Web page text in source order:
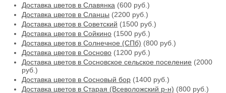
Доставка цветов в Славянка (600 руб.)
Доставка цветов в Сланцы (2200 руб.)
Доставка цветов в Советский (1500 руб.)
Доставка цветов в Сойкино (1500 руб.)
Доставка цветов в Солнечное (СПб) (800 руб.)
Доставка цветов в Сосново (1200 руб.)
Доставка цветов в Сосновское сельское поселение (2000
руб.)
Доставка цветов в Сосновый бор (1400 руб.)
Доставка цветов в Старая (Всеволожский р-н) (800 руб.)